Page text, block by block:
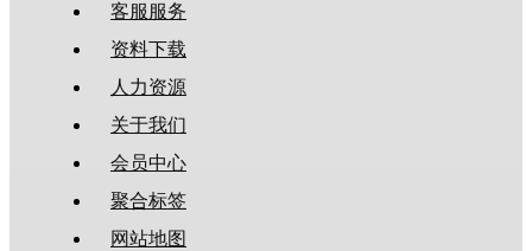
客服服务
资料下载
人力资源
关于我们
会员中心
聚合标签
网站地图